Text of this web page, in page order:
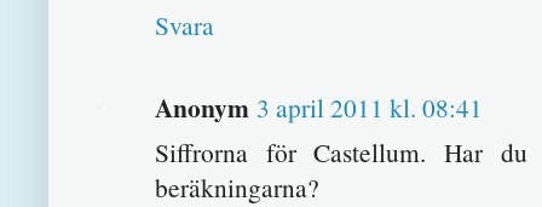
Svara
Anonym 3 april 2011 kl. 08:41
Siffrorna för Castellum. Har
beräkningarna?